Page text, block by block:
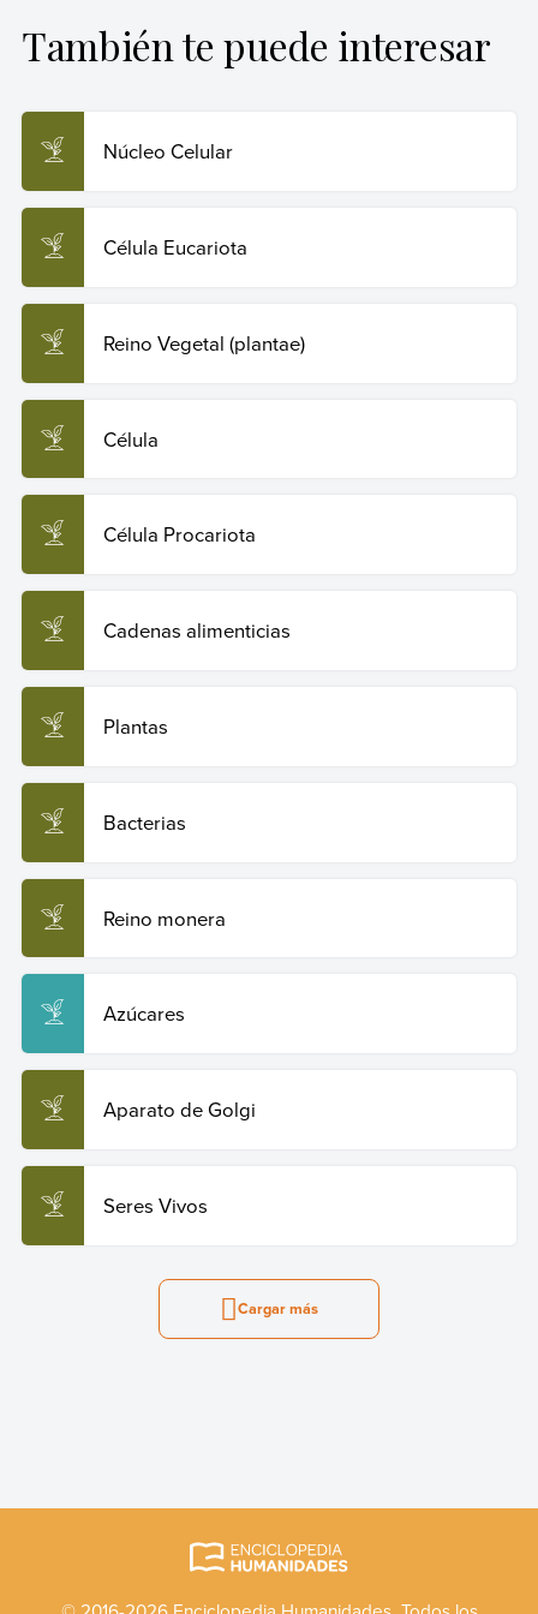
Equipo editorial, Etecé (23 de enero de 2023).Célula
de julio de 2026 de
vegetal/.
Copiar cita
También te puede interesar
Núcleo Celular
Célula Eucariota
Reino Vegetal (plantae)
Célula
Célula Procariota
Cadenas alimenticias
Plantas
Bacterias
Reino monera
Azúcares
Aparato de Golgi
Seres Vivos
Cargar más